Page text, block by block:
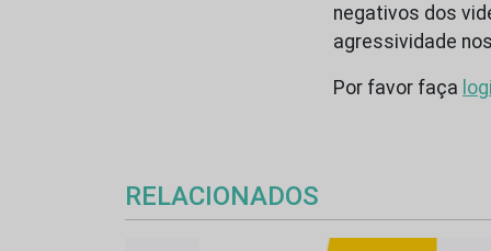
negativos dos
agressividade
Por favor faça
RELACIONADOS